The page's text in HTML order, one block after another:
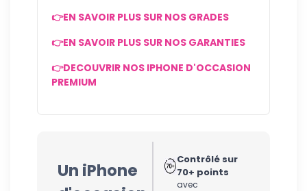
👉EN SAVOIR PLUS SUR NOS GRADES
👉EN SAVOIR PLUS SUR NOS GARANTIES
👉DECOUVRIR NOS IPHONE D'OCCASION
PREMIUM
Un iPhone
Contrôlé sur
70+ points
avec